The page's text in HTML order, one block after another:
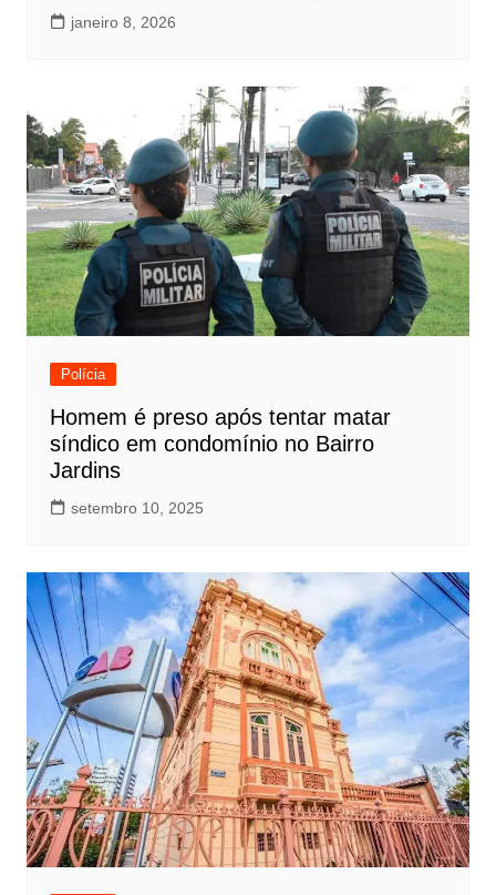
janeiro 8, 2026
Polícia
Homem é preso após tentar matar
síndico em condomínio no Bairro
Jardins
setembro 10, 2025